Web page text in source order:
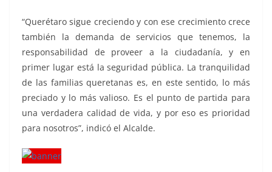
“Querétaro sigue creciendo y con ese crecimiento crece
también la demanda de servicios que tenemos, la
responsabilidad de proveer a la ciudadanía, y en
primer lugar está la seguridad pública. La tranquilidad
de las familias queretanas es, en este sentido, lo más
preciado y lo más valioso. Es el punto de partida para
una verdadera calidad de vida, y por eso es prioridad
para nosotros”, indicó el Alcalde.